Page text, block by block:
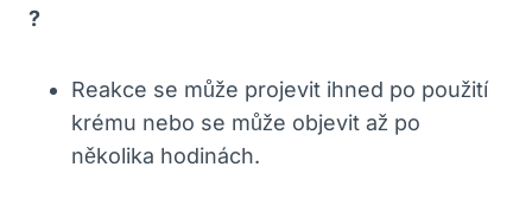
?
Reakce se může projevit ihned po použití
krému nebo se může objevit až po
několika hodinách.